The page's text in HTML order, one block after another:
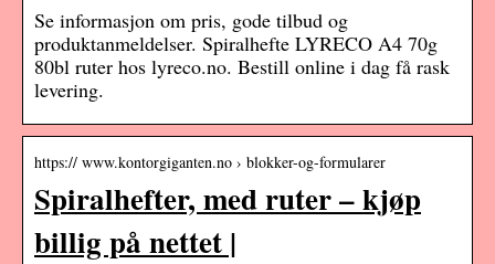
Se informasjon om pris, gode tilbud og
produktanmeldelser. Spiralhefte LYRECO A4 70g
80bl ruter hos lyreco.no. Bestill online i dag få rask
levering.
https:// www.kontorgiganten.no › blokker-og-formularer
Spiralhefter, med ruter – kjøp
billig på nettet |